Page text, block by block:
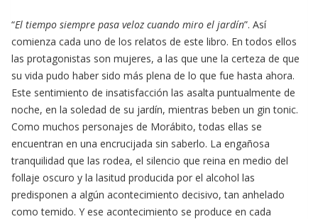
“El tiempo siempre pasa veloz cuando miro el jardín”. Así
comienza cada uno de los relatos de este libro. En todos ellos
las protagonistas son mujeres, a las que une la certeza de que
su vida pudo haber sido más plena de lo que fue hasta ahora.
Este sentimiento de insatisfacción las asalta puntualmente de
noche, en la soledad de su jardín, mientras beben un gin tonic.
Como muchos personajes de Morábito, todas ellas se
encuentran en una encrucijada sin saberlo. La engañosa
tranquilidad que las rodea, el silencio que reina en medio del
follaje oscuro y la lasitud producida por el alcohol las
predisponen a algún acontecimiento decisivo, tan anhelado
como temido. Y ese acontecimiento se produce en cada